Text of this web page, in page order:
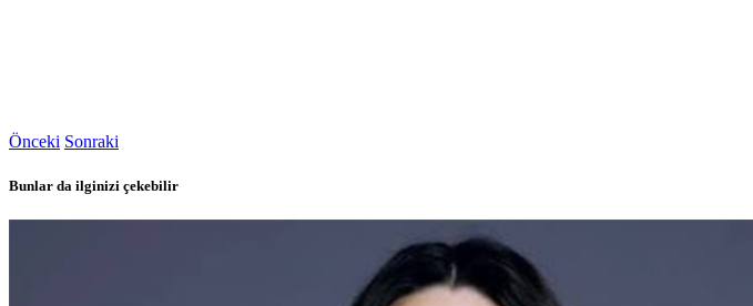
Önceki Sonraki
Bunlar da ilginizi çekebilir